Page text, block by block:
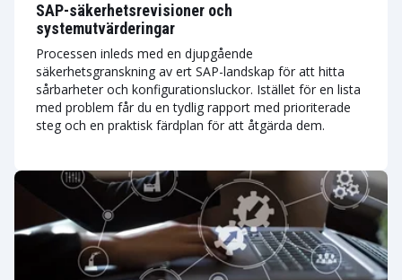
SAP-säkerhetsrevisioner och
systemutvärderingar
Processen inleds med en djupgående
säkerhetsgranskning av ert SAP-landskap för att hitta
sårbarheter och konfigurationsluckor. Istället för en lista
med problem får du en tydlig rapport med prioriterade
steg och en praktisk färdplan för att åtgärda dem.